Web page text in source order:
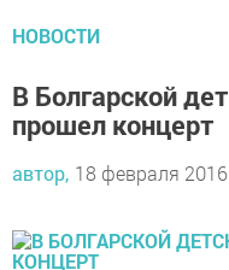
НОВОСТИ
В Болгарской
прошел концерт
автор, 18 февраля